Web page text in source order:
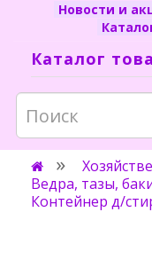
Новости и
Каталог
Ведра, тазы,
Контейнер д/